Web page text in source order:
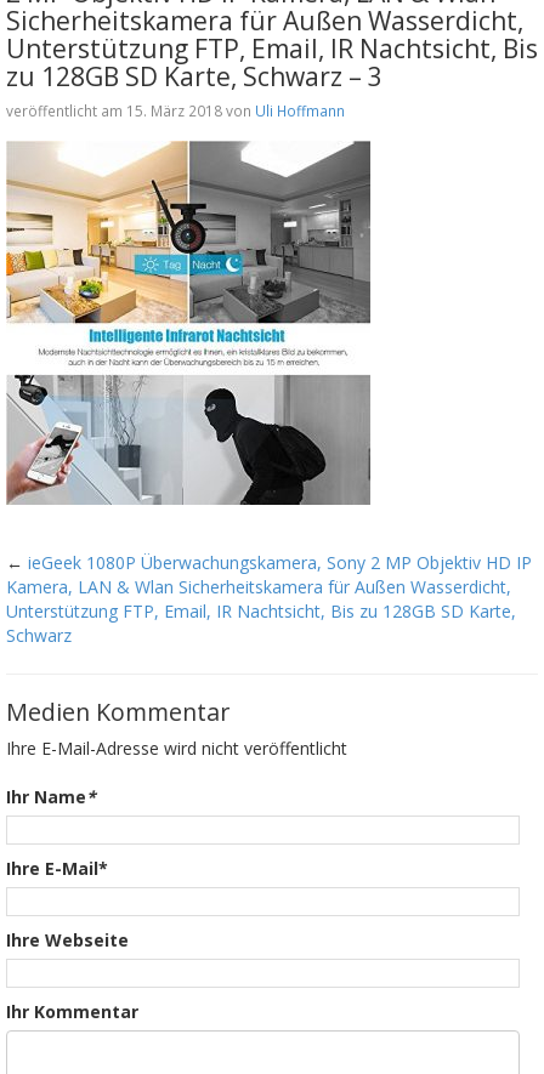
Sicherheitskamera für Außen Wasserdicht,
Unterstützung FTP, Email, IR Nachtsicht, Bis
zu 128GB SD Karte, Schwarz – 3
veröffentlicht am 15. März 2018 von Uli Hoffmann
← ieGeek 1080P Überwachungskamera, Sony 2 MP Objektiv HD IP
Kamera, LAN & Wlan Sicherheitskamera für Außen Wasserdicht,
Unterstützung FTP, Email, IR Nachtsicht, Bis zu 128GB SD Karte,
Schwarz
Medien Kommentar
Ihre E-Mail-Adresse wird nicht veröffentlicht
Ihr Name*
Ihre E-Mail*
Ihre Webseite
Ihr Kommentar